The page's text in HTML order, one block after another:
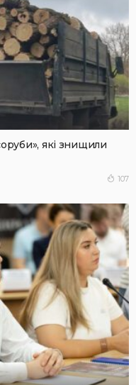
які знищили
107